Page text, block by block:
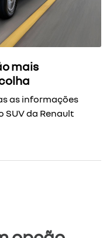
mais
as informações
SUV da Renault